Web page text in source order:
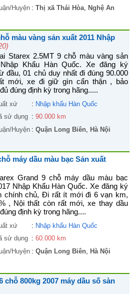
Huyện : Thị xã Thái Hòa, Nghệ An
màu vàng sản xuất 2011 Nhập
Starex 2.5MT 9 chỗ màu vàng sản
Khẩu Hàn Quốc. Xe đăng ký
đầu, 01 chủ duy nhất đi đúng 90.000
mới, xe đi giữ gìn cẩn thận , bảo
đúng định kỳ trong hãng.....
xứ : Nhập khẩu Hàn Quốc
sử dụng : 90.000 km
Huyện : Quận Long Biên, Hà Nội
máy dầu màu bạc Sản xuất
Grand 9 chỗ máy dầu màu bạc
Nhập Khẩu Hàn Quốc. Xe đăng ký
chính chủ, Đi rất ít mới đi 6 vạn km,
, Nội thất còn rất mới, xe thay dầu
định kỳ trong hãng....
xứ : Nhập khẩu Hàn Quốc
sử dụng : 60.000 km
Huyện : Quận Long Biên, Hà Nội
chỗ 800kg 2007 máy dầu số sàn